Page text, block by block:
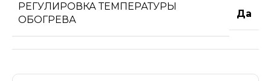
РЕГУЛИРОВКА ТЕМПЕРАТУРЫ
ОБОГРЕВА
Да